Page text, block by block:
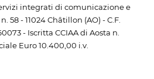
integrati di comunicazione e
58 - 11024 Châtillon (AO) - C.F.
- Iscritta CCIAA di Aosta n.
Euro 10.400,00 i.v.